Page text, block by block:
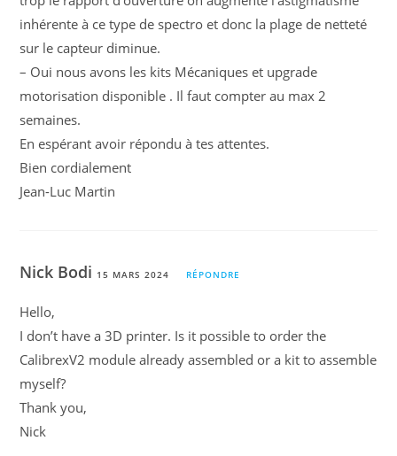
inhérente à ce type de spectro et donc la plage de netteté
sur le capteur diminue.
– Oui nous avons les kits Mécaniques et upgrade
motorisation disponible . Il faut compter au max 2
semaines.
En espérant avoir répondu à tes attentes.
Bien cordialement
Jean-Luc Martin
Nick Bodi 15 MARS 2024 RÉPONDRE
Hello,
I don’t have a 3D printer. Is it possible to order the
CalibrexV2 module already assembled or a kit to assemble
myself?
Thank you,
Nick